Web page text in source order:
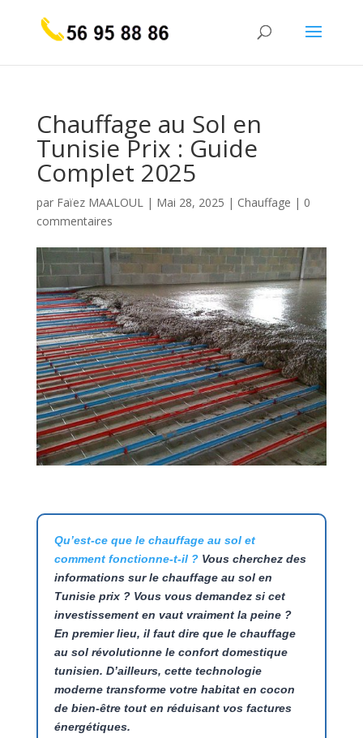
Chauffage au Sol en
Tunisie Prix : Guide
Complet 2025
par Faïez MAALOUL| Mai 28, 2025 | Chauffage | 0
commentaires
Qu’est-ce que le chauffage au sol et
comment fonctionne-t-il ?Vous cherchez des
informations sur le chauffage au sol en
Tunisie prix ? Vous vous demandez si cet
investissement en vaut vraiment la peine ?
En premier lieu, il faut dire que le chauffage
au sol révolutionne le confort domestique
tunisien. D’ailleurs, cette technologie
moderne transforme votre habitat en cocon
de bien-être tout en réduisant vos factures
énergétiques.